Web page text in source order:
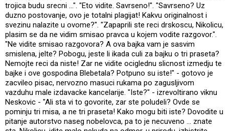
trojica budu srecni ...". "Eto vidite. Savrseno!". "Savrseno? Uz
duzno postovanje, ovo je totalni plagijat! Kakvu originalnost i
svezinu nalazite u ovome?". "Zapaprili ste reci drskoscu, Nikolicu,
plasim se da ne vidim smisao pravca u kojem vodite razgovor.".
"Ne vidite smisao razgovora? A ova bajka vam je sasvim
smislena, jelte? Pobogu, jeste li ikada culi za bajku o tri praseta?
Nemojte reci da niste! Zar ne vidite ociglednu slicnost izmedju te
bajke i ove gospodina Blebetala? Potpuno su iste!" - gotovo je
zacvileo pisac, nervozno masuci rukama po zagusljivom
vazduhu male izdavacke kancelarije. "Iste?" - izrevoltirano viknu
Neskovic - "Ali sta vi to govorite, zar ste poludeli? Ovde se
pominju tri misa, a ne tri praseta! Kako mogu biti iste? Dovodite u
pitanje autorstvo naseg nobelovca, pa to je necuveno ... znate